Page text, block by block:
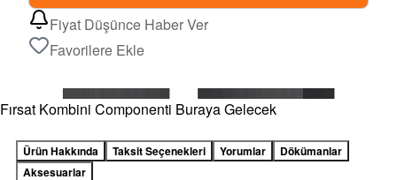
Fiyat Düşünce Haber Ver
Favorilere Ekle
Fırsat Kombini Componenti Buraya Gelecek
Ürün Hakkında Taksit Seçenekleri Yorumlar
Dökümanlar
Aksesuarlar